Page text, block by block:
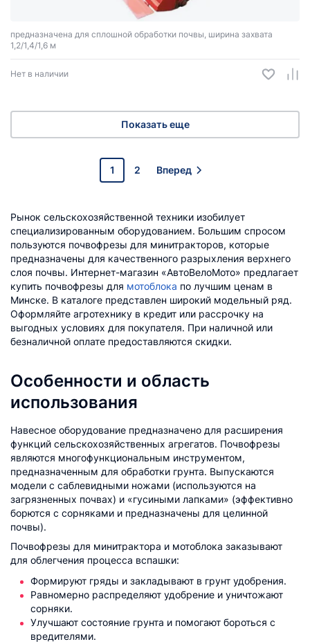
предназначена для сплошной обработки почвы, ширина захвата
1,2/1,4/1,6 м
Нет в наличии
Показать еще
1 2 Вперед
Рынок сельскохозяйственной техники изобилует
специализированным оборудованием. Большим спросом
пользуются почвофрезы для минитракторов, которые
предназначены для качественного разрыхления верхнего
слоя почвы. Интернет-магазин «АвтоВелоМото» предлагает
купить почвофрезы для мотоблока по лучшим ценам в
Минске. В каталоге представлен широкий модельный ряд.
Оформляйте агротехнику в кредит или рассрочку на
выгодных условиях для покупателя. При наличной или
безналичной оплате предоставляются скидки.
Особенности и область
использования
Навесное оборудование предназначено для расширения
функций сельскохозяйственных агрегатов. Почвофрезы
являются многофункциональным инструментом,
предназначенным для обработки грунта. Выпускаются
модели с саблевидными ножами (используются на
загрязненных почвах) и «гусиными лапками» (эффективно
борются с сорняками и предназначены для целинной
почвы).
Почвофрезы для минитрактора и мотоблока заказывают
для облегчения процесса вспашки:
Формируют гряды и закладывают в грунт удобрения.
Равномерно распределяют удобрение и уничтожают
сорняки.
Улучшают состояние грунта и помогают бороться с
вредителями.